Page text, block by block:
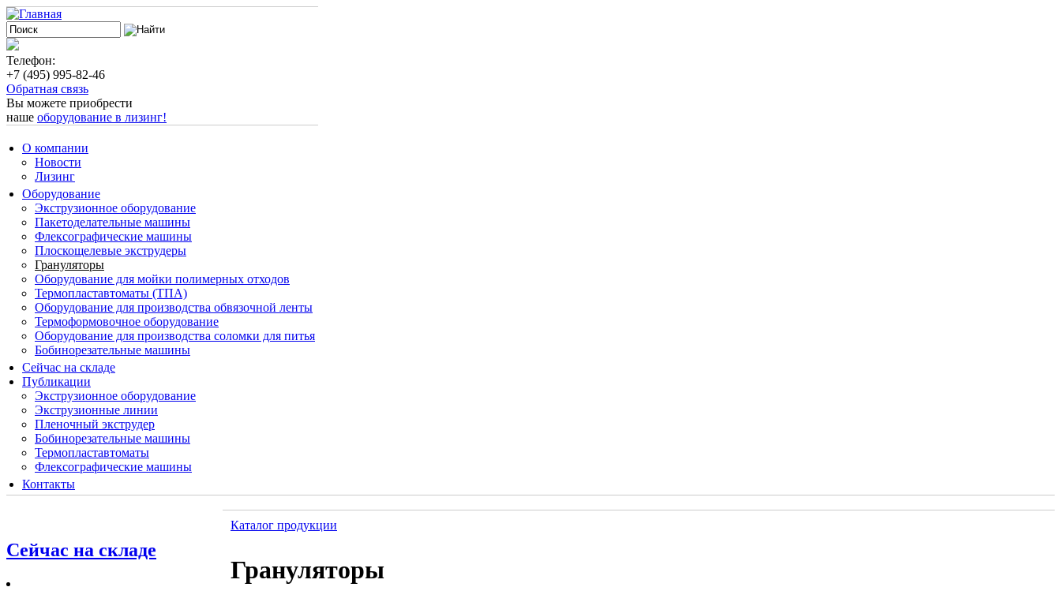
Телефон:
+7 (495) 995-82-46
Обратная связь
Вы можете приобрести
наше оборудование в лизинг!
О компании
Новости
Лизинг
Оборудование
Экструзионное оборудование
Пакетоделательные машины
Флексографические машины
Плоскощелевые экструдеры
Грануляторы
Оборудование для мойки полимерных отходов
Термопластавтоматы (ТПА)
Оборудование для производства обвязочной ленты
Термоформовочное оборудование
Оборудование для производства соломки для питья
Бобинорезательные машины
Сейчас на складе
Публикации
Экструзионное оборудование
Экструзионные линии
Пленочный экструдер
Бобинорезательные машины
Термопластавтоматы
Флексографические машины
Контакты
Сейчас на складе
Каталог продукции
Грануляторы